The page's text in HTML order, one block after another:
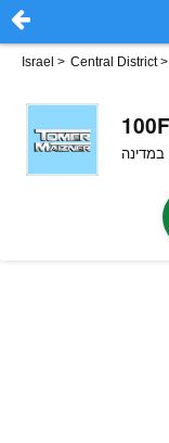
Israel > Central District>